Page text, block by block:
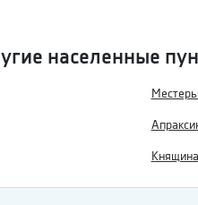
населенные
Княщина